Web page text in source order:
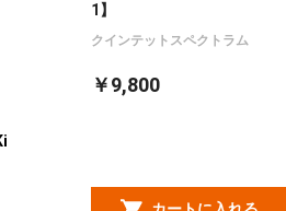
1】
クインテットスペクトラム
￥9,800